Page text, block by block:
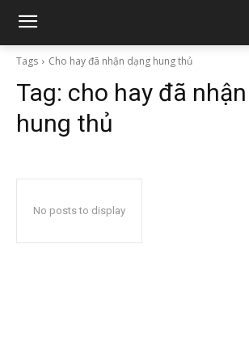
Tags Cho hay đã nhận dạng hung thủ
Tag: cho hay đã
hung thủ
No posts to display